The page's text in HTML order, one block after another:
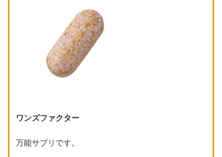
ワンズファクター
万能サプリです。